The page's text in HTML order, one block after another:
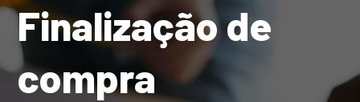
Finalização de
compra